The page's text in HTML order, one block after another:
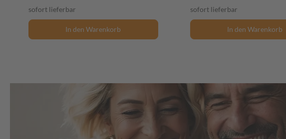
sofort lieferbar
In den Warenkorb
sofort lieferbar
In den Warenkorb